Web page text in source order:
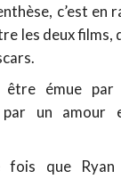
c’est en
les deux films,
être émue par
par un amour
fois que Ryan